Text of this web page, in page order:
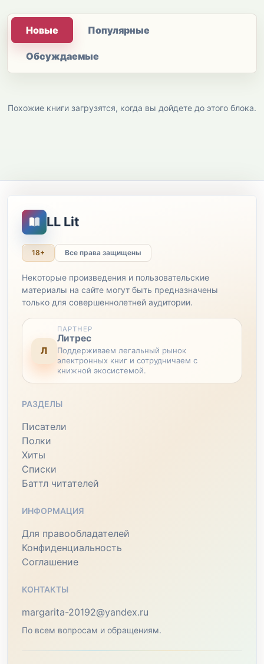
Новые Популярные
Обсуждаемые
Похожие книги загрузятся, когда вы дойдете до этого блока.
LL Lit
18+ Все права защищены
Некоторые произведения и пользовательские
материалы на сайте могут быть предназначены
только для совершеннолетней аудитории.
Л
ПАРТНЕР
Литрес
Поддерживаем легальный рынок
электронных книг и сотрудничаем с
книжной экосистемой.
РАЗДЕЛЫ
Писатели
Полки
Хиты
Списки
Баттл читателей
ИНФОРМАЦИЯ
Для правообладателей
Конфиденциальность
Соглашение
КОНТАКТЫ
margarita-20192@yandex.ru
По всем вопросам и обращениям.